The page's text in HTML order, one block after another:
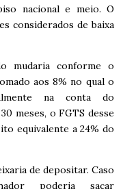
nacional e meio. O
considerados de baixa
mudaria conforme o
aos 8% no qual o
na conta do
meses, o FGTS desse
equivalente a 24% do
de depositar. Caso
poderia sacar